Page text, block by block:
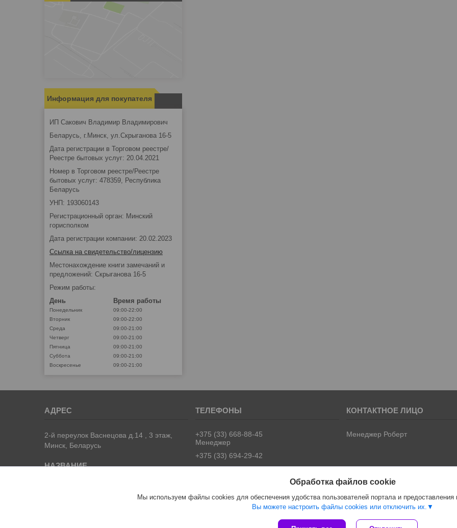
Информация для покупателя
ИП Сакович Владимир Владимирович
Беларусь, г.Минск, ул.Скрыганова 16-5
Дата регистрации в Торговом реестре/
Реестре бытовых услуг: 20.04.2021
Номер в Торговом реестре/Реестре
бытовых услуг: 478359, Республика
Беларусь
УНП: 193060143
Регистрационный орган: Минский
горисполком
Дата регистрации компании: 20.02.2023
Ссылка на свидетельство/лицензию
Местонахождение книги замечаний и
предложений: Скрыганова 16-5
Режим работы:
День
Время работы
Понедельник
09:00-22:00
Вторник
09:00-22:00
Среда
09:00-21:00
Четверг
09:00-21:00
Пятница
09:00-21:00
Суббота
09:00-21:00
Воскресенье
09:00-21:00
2-й переулок Васнецова д.14 , 3 этаж,
Минск, Беларусь
+375 (33) 668-88-45
Менеджер
+375 (33) 694-29-42
Менеджер Роберт
Обработка файлов cookie
Мы используем файлы cookies для обеспечения удобства пользователей портала и
Вы можете настроить файлы cookies или отключить их.